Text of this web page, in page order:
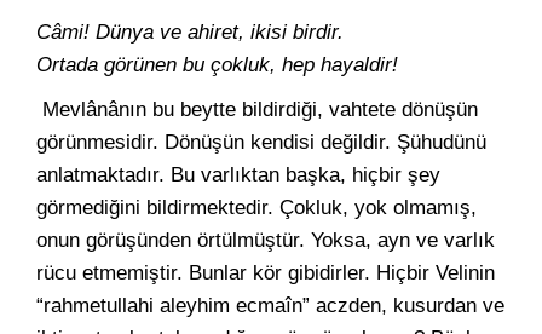
Câmi! Dünya ve ahiret, ikisi birdir.
Ortada görünen bu çokluk, hep hayaldir!
Mevlânânın bu beytte bildirdiği, vahtete dönüşün
görünmesidir. Dönüşün kendisi değildir. Şühudünü
anlatmaktadır. Bu varlıktan başka, hiçbir şey
görmediğini bildirmektedir. Çokluk, yok olmamış,
onun görüşünden örtülmüştür. Yoksa, ayn ve varlık
rücu etmemiştir. Bunlar kör gibidirler. Hiçbir Velinin
“rahmetullahi aleyhim ecmaîn” aczden, kusurdan ve